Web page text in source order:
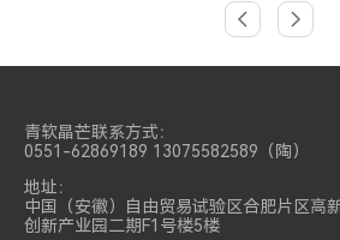
上页 上页
青软晶芒联系方式：
0551-62869189 13075582589（陶）
地址：
中国（安徽）自由贸易试验区合肥片区高
创新产业园二期F1号楼5楼